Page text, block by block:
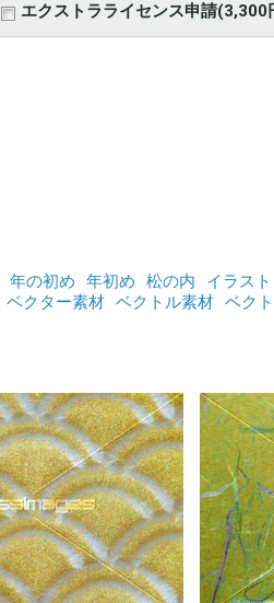
エクストラライセンス申請(3,300
年の初め 年初め 松の内 イラスト
ベクター素材 ベクトル素材 ベク